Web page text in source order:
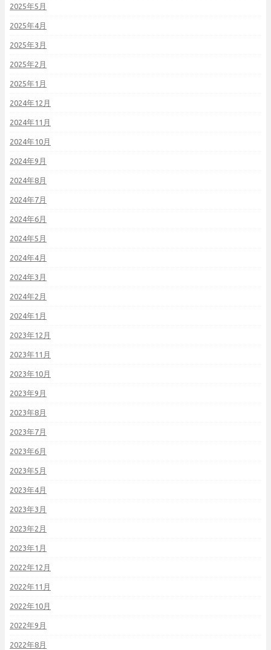
2025年5月
2025年4月
2025年3月
2025年2月
2025年1月
2024年12月
2024年11月
2024年10月
2024年9月
2024年8月
2024年7月
2024年6月
2024年5月
2024年4月
2024年3月
2024年2月
2024年1月
2023年12月
2023年11月
2023年10月
2023年9月
2023年8月
2023年7月
2023年6月
2023年5月
2023年4月
2023年3月
2023年2月
2023年1月
2022年12月
2022年11月
2022年10月
2022年9月
2022年8月